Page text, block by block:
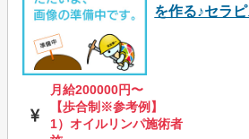
を作る♪セラ
月給200000円〜
【歩合制※参考例】
1）オイルリンパ施術者